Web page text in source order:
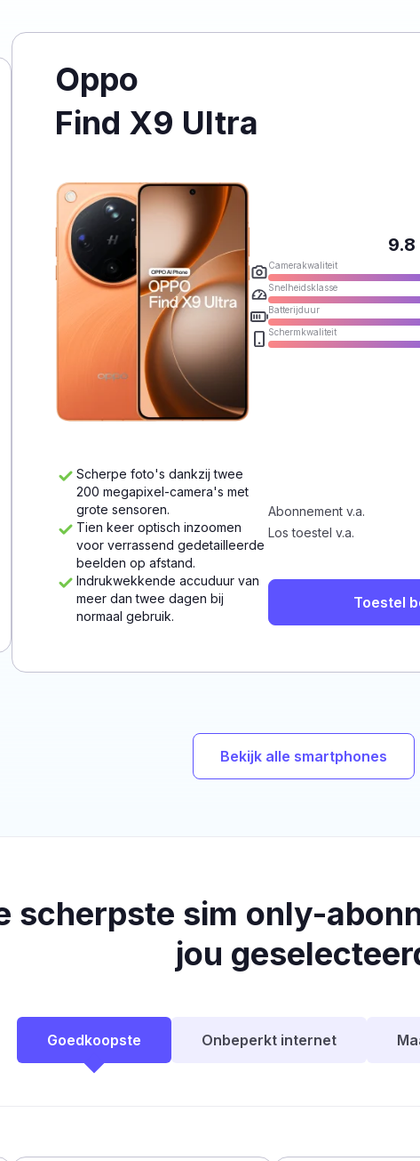
Oppo
Find X9 Ultra
9.8
Camerakwaliteit
Snelheidsklasse
Batterijduur
Schermkwaliteit
Scherpe foto's dankzij twee
200 megapixel-camera's met
grote sensoren.
Tien keer optisch inzoomen
voor verrassend gedetailleerde
beelden op afstand.
Indrukwekkende accuduur van
meer dan twee dagen bij
normaal gebruik.
Abonnement v.a.
Los toestel v.a.
Toestel
Bekijk alle smartphones
scherpste sim only-
jou
Goedkoopste Onbeperkt internet